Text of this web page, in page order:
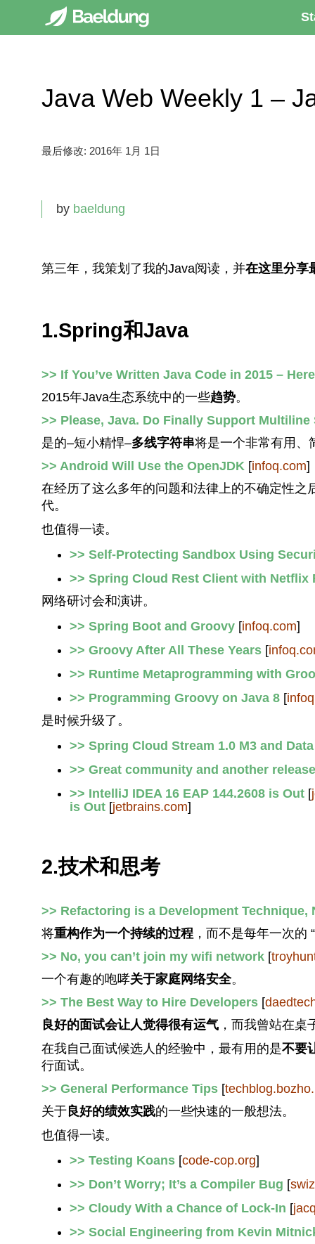
Java Web Weekly 1 –
最后修改: 2016年 1月 1日
by baeldung
第三年，我策划了我的Java阅读，并在这里分享
1.Spring和Java
>> If You’ve Written Java Code in 2015 –
2015年Java生态系统中的一些趋势。
>> Please, Java. Do Finally Support
是的–短小精悍–多线字符串将是一个非常有用、
>> Android Will Use the OpenJDK [infoq.com]
在经历了这么多年的问题和法律上的不确定性
代。
也值得一读。
>> Self-Protecting Sandbox Using
>> Spring Cloud Rest Client with Netflix
网络研讨会和演讲。
>> Spring Boot and Groovy[infoq.com]
>> Groovy After All These Years[
>> Runtime Metaprogramming with
>> Programming Groovy on Java 8[
是时候升级了。
>> Spring Cloud Stream 1.0 M3 and
>> Great community and another
>> IntelliJ IDEA 16 EAP 144.2608 is Out[
is Out[jetbrains.com]
2.技术和思考
>> Refactoring is a Development Technique,
将重构作为一个持续的过程，而不是每年一次的
>> No, you can’t join my wifi network[
一个有趣的咆哮关于家庭网络安全。
>> The Best Way to Hire Developers[
良好的面试会让人觉得很有运气，而我曾站在桌
在我自己面试候选人的经验中，最有用的是不要
行面试。
>> General Performance Tips[
关于良好的绩效实践的一些快速的一般想法。
也值得一读。
>> Testing Koans[code-cop.org]
>> Don’t Worry; It’s a Compiler Bug [
>> Cloudy With a Chance of Lock-In [
>> Social Engineering from Kevin